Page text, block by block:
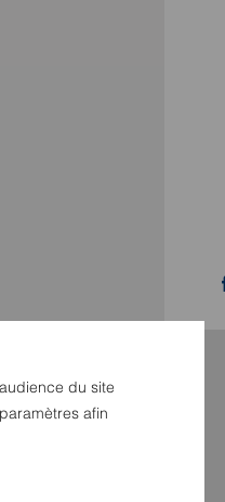
du site
afin